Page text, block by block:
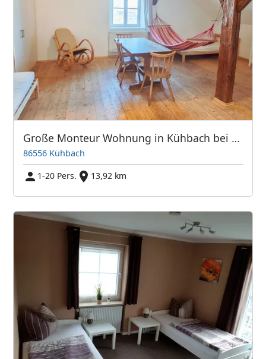
Große Monteur Wohnung in Kühbach bei Schrobenhausen
86556 Kühbach
1-20 Pers.
13,92 km